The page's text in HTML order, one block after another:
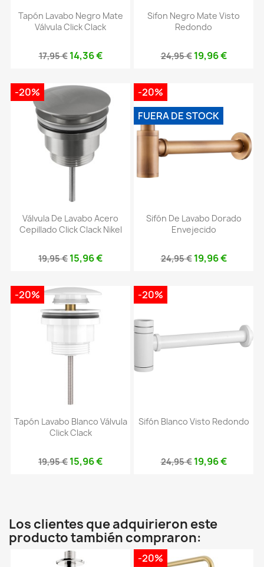
Tapón Lavabo Negro Mate
Válvula Click Clack
17,95 € 14,36 €
Sifon Negro Mate Visto
Redondo
24,95 € 19,96 €
Válvula De Lavabo Acero
Cepillado Click Clack Nikel
19,95 € 15,96 €
-20%
Sifón De Lavabo Dorado
Envejecido
24,95 € 19,96 €
-20%
FUERA DE STOCK
Tapón Lavabo Blanco Válvula
Click Clack
19,95 € 15,96 €
-20%
Sifón Blanco Visto Redondo
24,95 € 19,96 €
-20%
Los clientes que adquirieron este
producto también compraron:
-20%